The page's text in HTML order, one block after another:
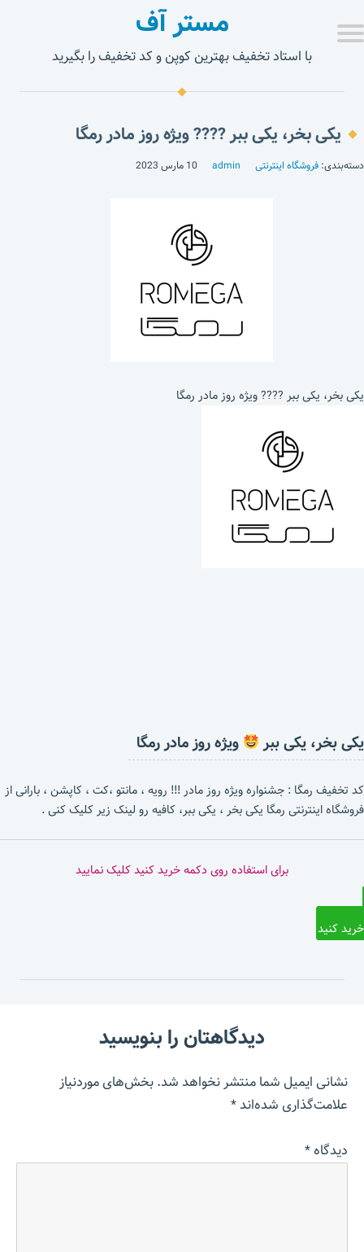
مستر آف
با استاد تخفیف بهترین کوپن و کد تخفیف را بگیرید
یکی بخر، یکی ببر ???? ویژه روز مادر رمگا
دسته‌بندی: فروشگاه اینترنتی admin 10 مارس 2023
یکی بخر، یکی ببر ???? ویژه روز مادر رمگا
یکی بخر، یکی ببر ویژه روز مادر رمگا
کد تخفیف رمگا : جشنواره ویژه روز مادر !!! رویه ، مانتو ،کت ، کاپشن ، بارانی از
فروشگاه اینترنتی رمگا یکی بخر ، یکی ببر، کافیه رو لینک زیر کلیک کنی .
برای استفاده روی دکمه خرید کنید کلیک نمایید
خرید کنید
دیدگاهتان را بنویسید
نشانی ایمیل شما منتشر نخواهد شد.بخش‌های موردنیاز
علامت‌گذاری شده‌اند*
دیدگاه*